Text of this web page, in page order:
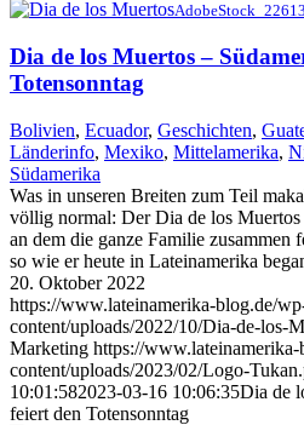
Dia de los Muertos –
Totensonntag
Bolivien, Ecuador, Geschichten,
Länderinfo, Mexiko, Mittelamerika,
Südamerika
Was in unseren Breiten zum Teil
völlig normal: Der Dia de los Muertos
an dem die ganze Familie zusammen
so wie er heute in Lateinamerika
20. Oktober 2022
https://www.lateinamerika-blog.de/
content/uploads/2022/10/Dia-de-los-
Marketing https://
content/uploads/2023/02/Logo-
10:01:582023-03-16 10:06:35Dia de
feiert den Totensonntag